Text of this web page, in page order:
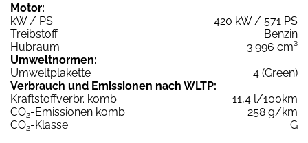
Motor:
kW / PS
420 kW / 571 PS
Treibstoff
Benzin
Hubraum
3.996 cm³
Umweltnormen:
Umweltplakette
4 (Green)
Verbrauch und Emissionen nach WLTP:
Kraftstoffverbr. komb.
11,4 l/100km
CO2-Emissionen komb.
258 g/km
CO2-Klasse
G